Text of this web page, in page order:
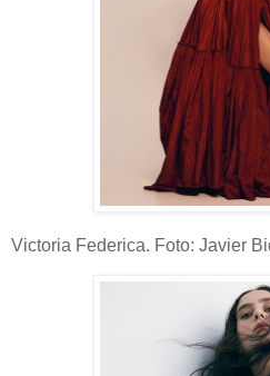
Victoria Federica. Foto: Javier